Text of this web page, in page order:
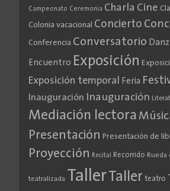
Campeonato Ceremonia Charla Cine
Colonia vacacional Concierto
Conferencia Conversatorio
Encuentro Exposición
Exposición temporal Feria
Inauguración Inauguración
Mediación lectora
Presentación Presentación de
Proyección Recital Recorrido Rueda
teatralizada Taller Taller teatro